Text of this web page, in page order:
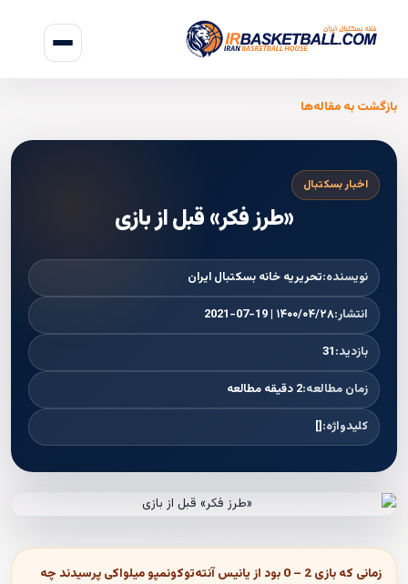
بازگشت به مقاله‌ها
اخبار بسکتبال
«طرز فکر» قبل از بازی
نویسنده:تحریریه خانه بسکتبال ایران
انتشار:۱۴۰۰/۰۴/۲۸ | 2021-07-19
بازدید:31
زمان مطالعه:2 دقیقه مطالعه
کلیدواژه:[]
زمانی که بازی 2 – 0 بود از یانیس آنته‌توکونمپو میلواکی پرسیدند چه